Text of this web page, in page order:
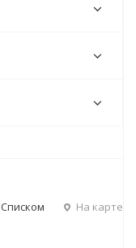
Списком На карте